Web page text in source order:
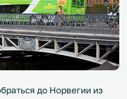
до Норвегии из